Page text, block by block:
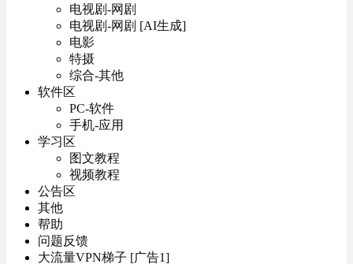
电视剧-网剧
电视剧-网剧 [AI生成]
电影
特摄
综合-其他
软件区
PC-软件
手机-应用
学习区
图文教程
视频教程
公告区
其他
帮助
问题反馈
大流量VPN梯子 [广告1]